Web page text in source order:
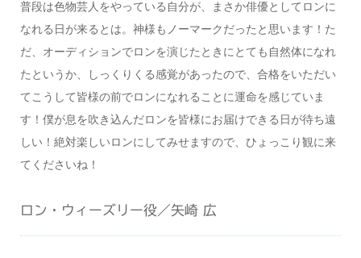
普段は色物芸人をやっている自分が、まさか俳優としてロンに
なれる日が来るとは。神様もノーマークだったと思います！た
だ、オーディションでロンを演じたときにとても自然体になれ
たというか、しっくりくる感覚があったので、合格をいただい
てこうして皆様の前でロンになれることに運命を感じていま
す！僕が息を吹き込んだロンを皆様にお届けできる日が待ち遠
しい！絶対楽しいロンにしてみせますので、ひょっこり観に来
てくださいね！
ロン・ウィーズリー役／矢崎 広